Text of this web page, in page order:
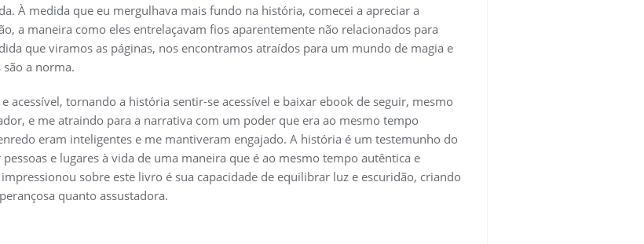
À medida que eu mergulhava mais fundo na história, comecei a apreciar a
a maneira como eles entrelaçavam fios aparentemente não relacionados para
que viramos as páginas, nos encontramos atraídos para um mundo de magia e
a norma.
acessível, tornando a história sentir-se acessível e baixar ebook de seguir, mesmo
e me atraindo para a narrativa com um poder que era ao mesmo tempo
eram inteligentes e me mantiveram engajado. A história é um testemunho do
e lugares à vida de uma maneira que é ao mesmo tempo autêntica e
sobre este livro é sua capacidade de equilibrar luz e escuridão, criando
quanto assustadora.